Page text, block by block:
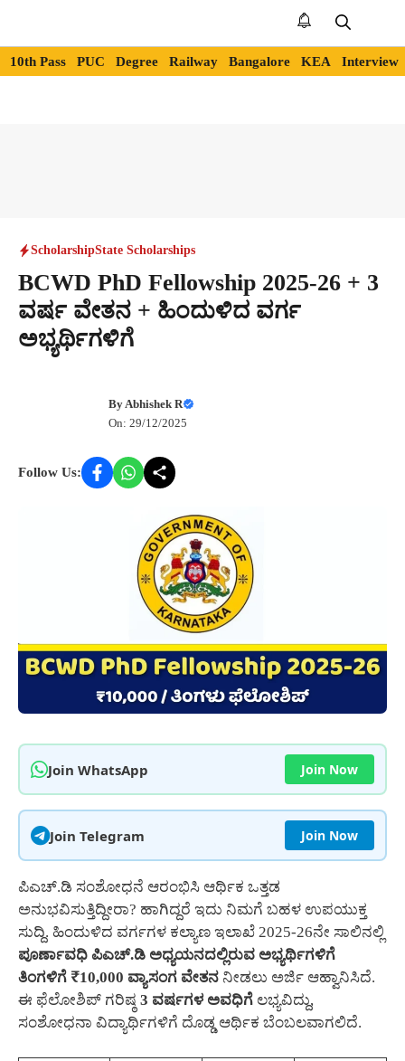
content
10th Pass PUC Degree Railway Bangalore KEA Interview
ScholarshipState Scholarships
BCWD PhD Fellowship 2025-26 + 3
ವರ್ಷ ವೇತನ + ಹಿಂದುಳಿದ ವರ್ಗ
ಅಭ್ಯರ್ಥಿಗಳಿಗೆ
ByAbhishek R
On: 29/12/2025
Follow Us:
Join WhatsApp Join Now
Join Telegram Join Now
ಪಿಎಚ್.ಡಿ ಸಂಶೋಧನೆ ಆರಂಭಿಸಿ ಆರ್ಥಿಕ ಒತ್ತಡ
ಅನುಭವಿಸುತ್ತಿದ್ದೀರಾ? ಹಾಗಿದ್ದರೆ ಇದು ನಿಮಗೆ ಬಹಳ ಉಪಯುಕ್ತ
ಸುದ್ದಿ. ಹಿಂದುಳಿದ ವರ್ಗಗಳ ಕಲ್ಯಾಣ ಇಲಾಖೆ 2025-26ನೇ ಸಾಲಿನಲ್ಲಿ
ಪೂರ್ಣಾವಧಿ ಪಿಎಚ್.ಡಿ ಅಧ್ಯಯನದಲ್ಲಿರುವ ಅಭ್ಯರ್ಥಿಗಳಿಗೆ
ತಿಂಗಳಿಗೆ ₹10,000 ವ್ಯಾಸಂಗ ವೇತನ ನೀಡಲು ಅರ್ಜಿ ಆಹ್ವಾನಿಸಿದೆ.
ಈ ಫೆಲೋಶಿಪ್ ಗರಿಷ್ಠ 3 ವರ್ಷಗಳ ಅವಧಿಗೆ ಲಭ್ಯವಿದ್ದು,
ಸಂಶೋಧನಾ ವಿದ್ಯಾರ್ಥಿಗಳಿಗೆ ದೊಡ್ಡ ಆರ್ಥಿಕ ಬೆಂಬಲವಾಗಲಿದೆ.